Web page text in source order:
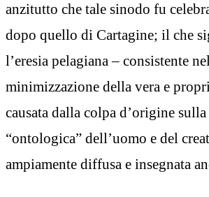
anzitutto che tale sinodo fu
dopo quello di Cartagine; il che
l’eresia pelagiana – consistente
minimizzazione della vera e
causata dalla colpa d’origine
“ontologica” dell’uomo e del
ampiamente diffusa e insegnata